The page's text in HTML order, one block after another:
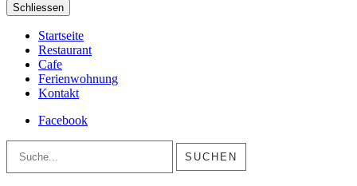
Schliessen
Startseite
Restaurant
Cafe
Ferienwohnung
Kontakt
Facebook